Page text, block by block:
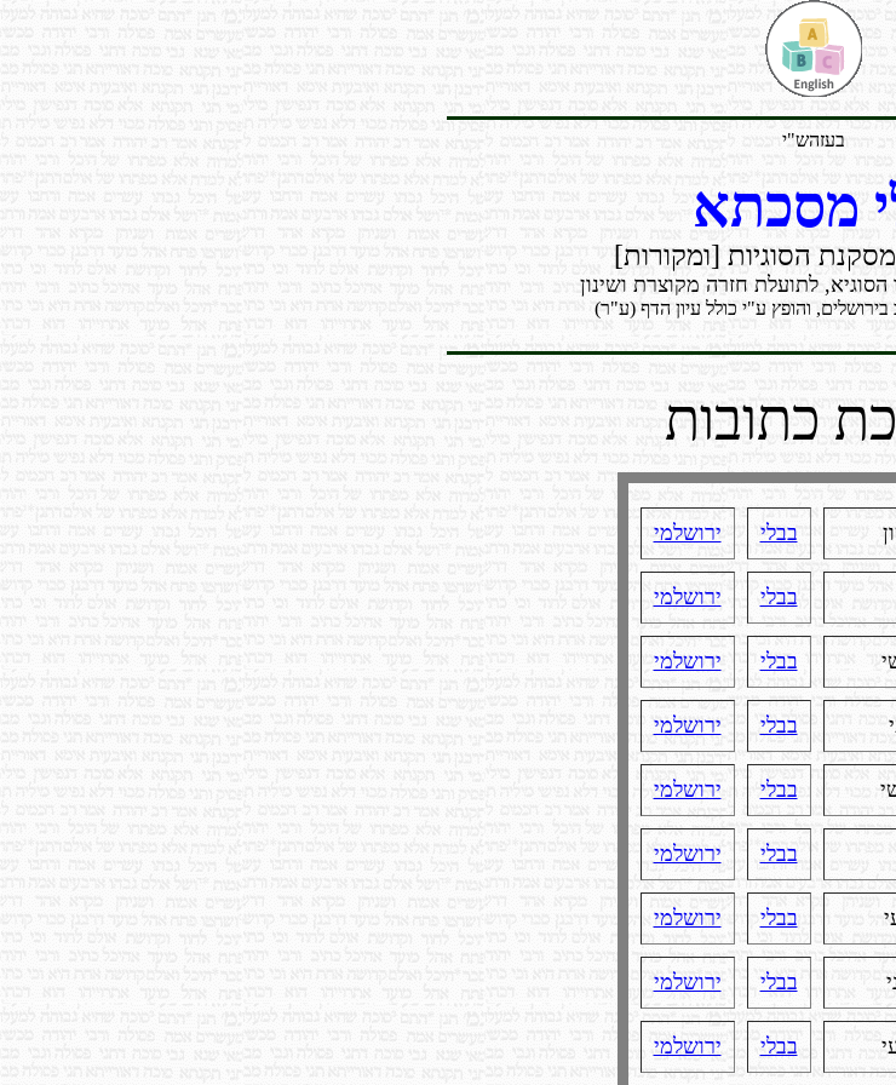
בעזהש"י
מסכתא
הסוגיות [ומקורות]
לתועלת חזרה מקוצרת ושינון
והופץ ע"י כולל עיון הדף (ע"ר)
כתובות
ירושלמי בבלי
ירושלמי בבלי
ירושלמי בבלי
ירושלמי בבלי
ירושלמי בבלי
ירושלמי בבלי
ירושלמי בבלי
ירושלמי בבלי
ירושלמי בבלי